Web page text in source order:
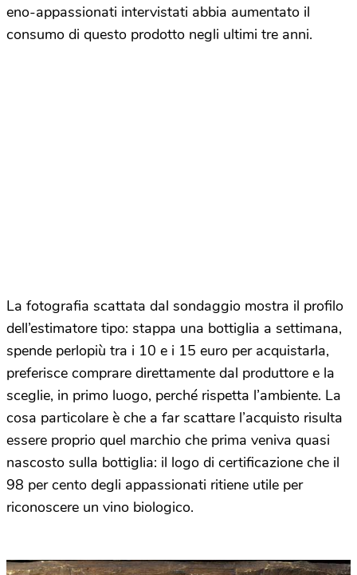
eno-appassionati intervistati abbia aumentato il
consumo di questo prodotto negli ultimi tre anni.
La fotografia scattata dal sondaggio mostra il profilo
dell’estimatore tipo: stappa una bottiglia a settimana,
spende perlopiù tra i 10 e i 15 euro per acquistarla,
preferisce comprare direttamente dal produttore e la
sceglie, in primo luogo, perché rispetta l’ambiente. La
cosa particolare è che a far scattare l’acquisto risulta
essere proprio quel marchio che prima veniva quasi
nascosto sulla bottiglia: il logo di certificazione che il
98 per cento degli appassionati ritiene utile per
riconoscere un vino biologico.